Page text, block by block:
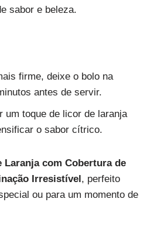
sabor e beleza.
firme, deixe o bolo na
antes de servir.
um toque de licor de laranja
o sabor cítrico.
Laranja com Cobertura de
Irresistível, perfeito
ou para um momento de